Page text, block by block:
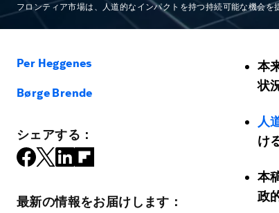
フロンティア市場は、人道的なインパクトを持つ持続可能な機会を
Per Heggenes
Børge Brende
シェアする：
最新の情報をお届けします：
本
状
人
け
本
政